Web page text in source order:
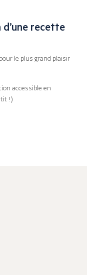
recette
le plus grand plaisir
accessible en
!)